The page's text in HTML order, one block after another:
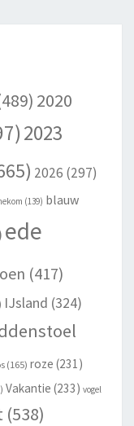
2020
2023
2026 (297)
(139) blauw
ede
(417)
IJsland (324)
(165) roze (231)
Vakantie (233) vogel
(538)